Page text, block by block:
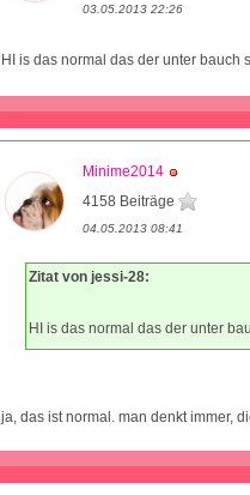
03.05.2013 22:26
HI is das normal das der unter bauch
Minime2014
4158 Beiträge
04.05.2013 08:41
Zitat von jessi-28:
HI is das normal das der unter
ja, das ist normal. man denkt immer,